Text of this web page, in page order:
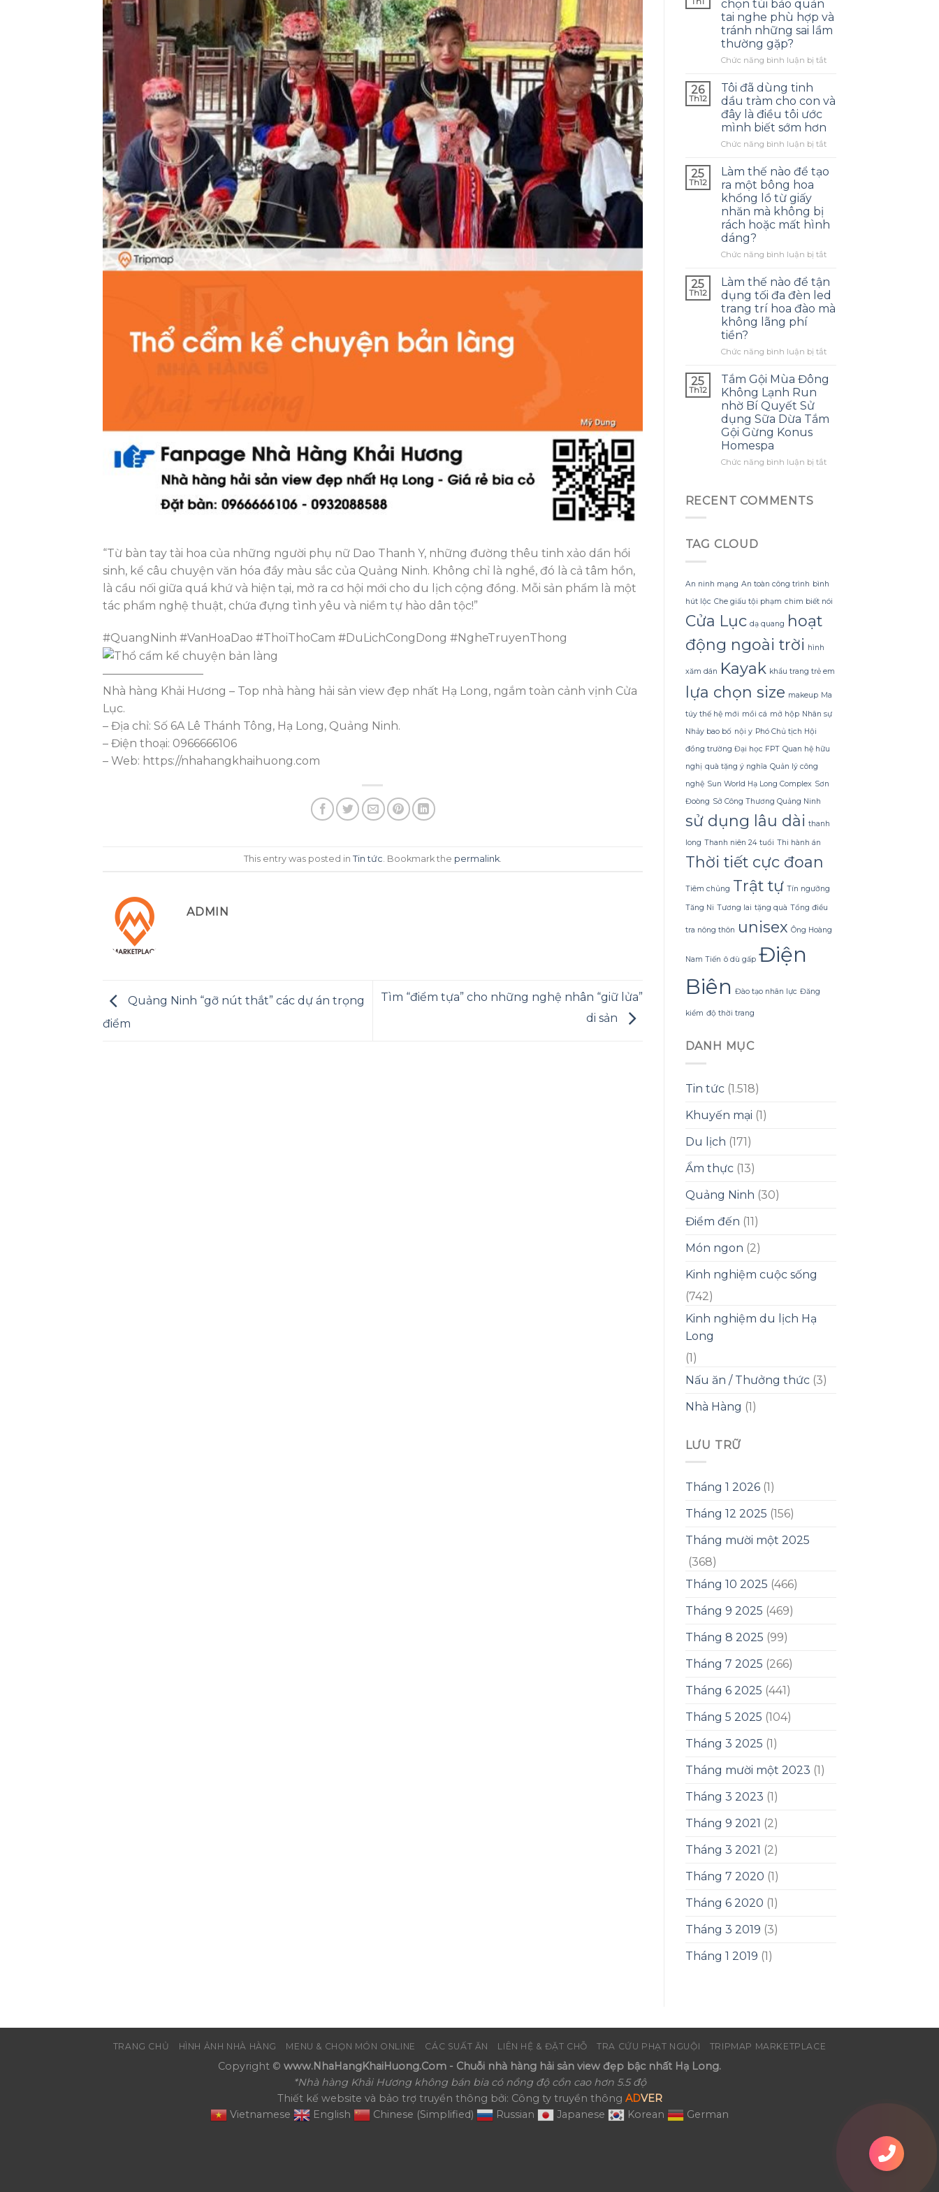
“Từ bàn tay tài hoa của những người phụ nữ Dao Thanh Y, những đường thêu tinh xảo dần hồi
sinh, kể câu chuyện văn hóa đầy màu sắc của Quảng Ninh. Không chỉ là nghề, đó là cả tâm hồn,
là cầu nối giữa quá khứ và hiện tại, mở ra cơ hội mới cho du lịch cộng đồng. Mỗi sản phẩm là một
tác phẩm nghệ thuật, chứa đựng tình yêu và niềm tự hào dân tộc!”
#QuangNinh #VanHoaDao #ThoiThoCam #DuLichCongDong #NgheTruyenThong
—————————
Nhà hàng Khải Hương – Top nhà hàng hải sản view đẹp nhất Hạ Long, ngắm toàn cảnh vịnh Cửa
Lục.
– Địa chỉ: Số 6A Lê Thánh Tông, Hạ Long, Quảng Ninh.
– Điện thoại: 0966666106
– Web: https://nhahangkhaihuong.com
This entry was posted in Tin tức . Bookmark the permalink.
ADMIN
Quảng Ninh “gỡ nút thắt” các dự án trọng
điểm
Tìm “điểm tựa” cho những nghệ nhân “giữ lửa”
di sản
chọn túi bảo quản
tai nghe phù hợp và
tránh những sai lầm
thường gặp?
Chức năng bình luận bị tắtở
nào
để
túi
bảo
nghe
tránh
gặp?
26
Th12
Tôi đã dùng tinh
dầu tràm cho con và
đây là điều tôi ước
mình biết sớm hơn
Chức năng bình luận bị tắtở
đã
dùng
cho
điều
tôi
ước
hơn
25
Th12
Làm thế nào để tạo
ra một bông hoa
khổng lồ từ giấy
nhăn mà không bị
rách hoặc mất hình
dáng?
Chức năng bình luận bị tắtở
thế
nào
để
tạo
bông
lồ
nhăn
rách
25
Th12
Làm thế nào để tận
dụng tối đa đèn led
trang trí hoa đào mà
không lãng phí
tiền?
Chức năng bình luận bị tắtở
thế
nào
dụng
25
Th12
Tắm Gội Mùa Đông
Không Lạnh Run
nhờ Bí Quyết Sử
dụng Sữa Dừa Tắm
Gội Gừng Konus
Homespa
Chức năng bình luận bị tắtở
Quyết
dụng
Konus
RECENT COMMENTS
TAG CLOUD
An ninh mạng An toàn công trình bình
hút lộc Che giấu tội phạm chim biết nói
Cửa Lục dạ quang hoạt
động ngoài trời hình
xăm dán Kayak khẩu trang trẻ em
lựa chọn size makeup Ma
túy thế hệ mới mồi cá mở hộp Nhân sự
Nhảy bao bố nội y Phó Chủ tịch Hội
đồng trường Đại học FPT Quan hệ hữu
nghị quà tặng ý nghĩa Quản lý công
nghệ Sun World Hạ Long Complex Sơn
Đoòng Sở Công Thương Quảng Ninh
sử dụng lâu dài thanh
long Thanh niên 24 tuổi Thi hành án
Thời tiết cực đoan
Tiêm chủng Trật tự Tín ngưỡng
Tăng Ni Tương lai tặng quà Tổng điều
tra nông thôn unisex Ông Hoàng
Nam Tiến ô dù gấp Điện
Biên Đào tạo nhân lực Đăng
kiểm độ thời trang
DANH MỤC
Tin tức(1.518)
Khuyến mại (1)
Du lịch (171)
Ẩm thực(13)
Quảng Ninh (30)
Điểm đến (11)
Món ngon (2)
Kinh nghiệm cuộc sống
(742)
Kinh nghiệm du lịch Hạ
Long
(1)
Nấu ăn / Thưởng thức(3)
Nhà Hàng (1)
LƯU TRỮ
Tháng 1 2026(1)
Tháng 12 2025 (156)
Tháng mười một 2025
(368)
Tháng 10 2025 (466)
Tháng 9 2025 (469)
Tháng 8 2025 (99)
Tháng 7 2025 (266)
Tháng 6 2025 (441)
Tháng 5 2025 (104)
Tháng 3 2025 (1)
Tháng mười một 2023 (1)
Tháng 3 2023 (1)
Tháng 9 2021 (2)
Tháng 3 2021 (2)
Tháng 7 2020 (1)
Tháng 6 2020 (1)
Tháng 3 2019 (3)
Tháng 1 2019 (1)
TRANG CHỦ HÌNH ẢNH NHÀ HÀNG MENU & CHỌN MÓN ONLINE CÁC SUẤT ĂN LIÊN HỆ & ĐẶT CHỖ TRA CỨU PHẠT NGUỘI TRIPMAP MARKETPLACE
Copyright © www.NhaHangKhaiHuong.Com - Chuỗi nhà hàng hải sản view đẹp bậc nhất Hạ Long.
*Nhà hàng Khải Hương không bán bia có nồng độ cồn cao hơn 5.5 độ
Thiết kế website và bảo trợ truyền thông bởi: Công ty truyền thông ADVER
Vietnamese
English Chinese (Simplified) Russian Japanese Korean German